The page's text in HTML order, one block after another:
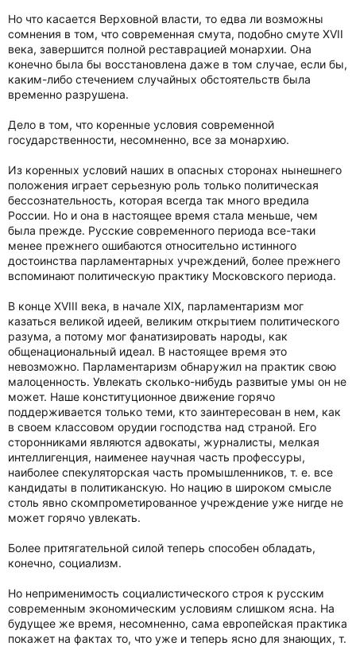
Но что касается Верховной власти, то едва ли возможны
сомнения в том, что современная смута, подобно смуте XVII
века, завершится полной реставрацией монархии. Она
конечно была бы восстановлена даже в том случае, если бы,
каким-либо стечением случайных обстоятельств была
временно разрушена.
Дело в том, что коренные условия современной
государственности, несомненно, все за монархию.
Из коренных условий наших в опасных сторонах нынешнего
положения играет серьезную роль только политическая
бессознательность, которая всегда так много вредила
России. Но и она в настоящее время стала меньше, чем
была прежде. Русские современного периода все-таки
менее прежнего ошибаются относительно истинного
достоинства парламентарных учреждений, более прежнего
вспоминают политическую практику Московского периода.
В конце XVIII века, в начале ХIХ, парламентаризм мог
казаться великой идеей, великим открытием политического
разума, а потому мог фанатизировать народы, как
общенациональный идеал. В настоящее время это
невозможно. Парламентаризм обнаружил на практик свою
малоценность. Увлекать сколько-нибудь развитые умы он не
может. Наше конституционное движение горячо
поддерживается только теми, кто заинтересован в нем, как
в своем классовом орудии господства над страной. Его
сторонниками являются адвокаты, журналисты, мелкая
интеллигенция, наименее научная часть профессуры,
наиболее спекуляторская часть промышленников, т. е. все
кандидаты в политиканскую. Но нацию в широком смысле
столь явно скомпрометированное учреждение уже нигде не
может горячо увлекать.
Более притягательной силой теперь способен обладать,
конечно, социализм.
Но неприменимость социалистического строя к русским
современным экономическим условиям слишком ясна. На
будущее же время, несомненно, сама европейская практика
покажет на фактах то, что уже и теперь ясно для знающих, т.